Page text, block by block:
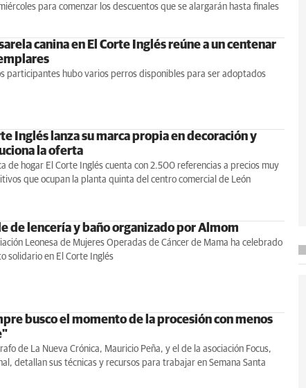
para comenzar los descuentos que se alargarán hasta finales
canina en El Corte Inglés reúne a un centenar
participantes hubo varios perros disponibles para ser adoptados
Inglés lanza su marca propia en decoración y
la oferta
de hogar El Corte Inglés cuenta con 2.500 referencias a precios muy
que ocupan la planta quinta del centro comercial de León
de lencería y baño organizado por Almom
Leonesa de Mujeres Operadas de Cáncer de Mama ha celebrado
solidario en El Corte Inglés
busco el momento de la procesión con menos
de La Nueva Crónica, Mauricio Peña, y el de la asociación Focus,
detallan sus técnicas y recursos para trabajar en Semana Santa